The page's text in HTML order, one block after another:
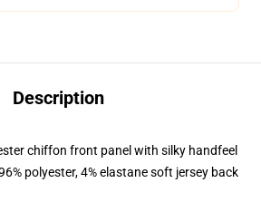
Description
chiffon front panel with silky handfeel
polyester, 4% elastane soft jersey back